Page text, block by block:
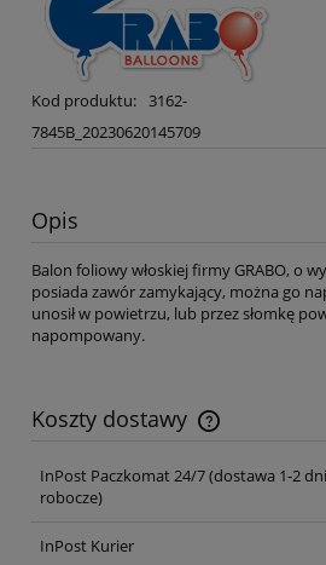
Kod produktu: 3162-
7845B_20230620145709
Opis
Balon foliowy włoskiej firmy GRABO, o
posiada zawór zamykający, można go
unosił w powietrzu, lub przez słomkę
napompowany.
Koszty dostawy
Cena nie zawiera ewentualnych
InPost Paczkomat 24/7 (dostawa 1-2 dni
robocze)
InPost Kurier